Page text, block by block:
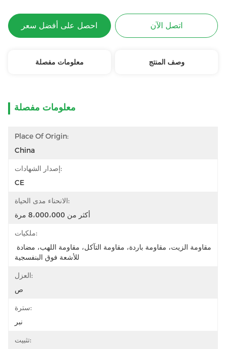
احصل على أفضل سعر اتصل الآن
معلومات مفصلة وصف المنتج
معلومات مفصلة
Place Of Origin:
China
إصدار الشهادات:
CE
الانحناء مدى الحياة:
أكثر من 8،000،000 مرة
ملكيات:
للأشعة فوق البنفسجية
العزل:
ص
سترة:
نبر
تثبيت: